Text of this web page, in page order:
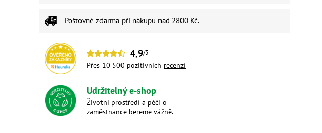
Poštovné zdarma při nákupu nad 2800 Kč.
4,9/5
Přes 10 500 pozitivních recenzí
Udržitelný e-shop
Životní prostředí a péči o
zaměstnance bereme vážně.